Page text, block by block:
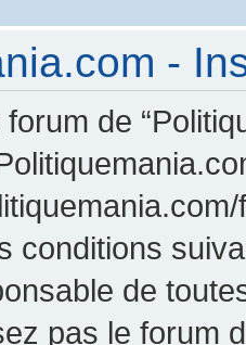
-
de
conditions
de
pas le forum